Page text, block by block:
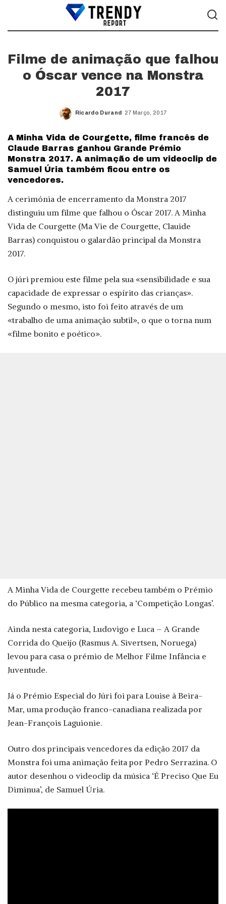
Filme de animação que falhou
o Óscar vence na Monstra
2017
Posted
Ricardo Durand 27 Março, 2017
A Minha Vida de Courgette, filme francês de
Claude Barras ganhou Grande Prémio
Monstra 2017. A animação de um videoclip de
Samuel Úria também ficou entre os
vencedores.
A cerimónia de encerramento da Monstra 2017
distinguiu um filme que falhou o Óscar 2017. A Minha
Vida de Courgette (Ma Vie de Courgette, Clauide
Barras) conquistou o galardão principal da Monstra
2017.
O júri premiou este filme pela sua «sensibilidade e sua
capacidade de expressar o espírito das crianças».
Segundo o mesmo, isto foi feito através de um
«trabalho de uma animação subtil», o que o torna num
«filme bonito e poético».
A Minha Vida de Courgette recebeu também o Prémio
do Público na mesma categoria, a ‘Competição Longas’.
Ainda nesta categoria, Ludovigo e Luca – A Grande
Corrida do Queijo (Rasmus A. Sivertsen, Noruega)
levou para casa o prémio de Melhor Filme Infância e
Juventude.
Já o Prémio Especial do Júri foi para Louise à Beira-
Mar, uma produção franco-canadiana realizada por
Jean-François Laguionie.
Outro dos principais vencedores da edição 2017 da
Monstra foi uma animação feita por Pedro Serrazina. O
autor desenhou o videoclip da música ‘É Preciso Que Eu
Diminua’, de Samuel Úria.